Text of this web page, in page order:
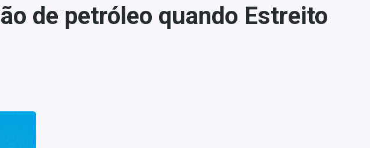
de petróleo quando Estreito